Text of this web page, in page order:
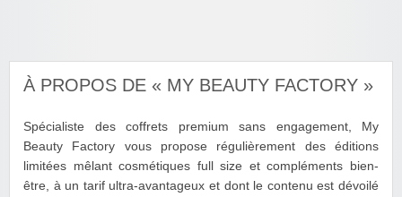
À PROPOS DE « MY BEAUTY FACTORY »
Spécialiste des coffrets premium sans engagement, My
Beauty Factory vous propose régulièrement des éditions
limitées mêlant cosmétiques full size et compléments bien-
être, à un tarif ultra-avantageux et dont le contenu est dévoilé